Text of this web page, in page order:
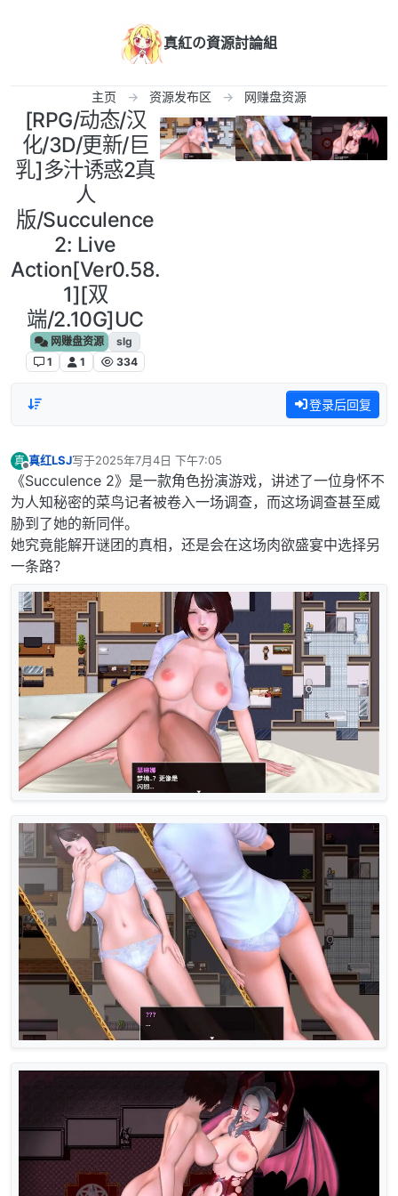
真紅の資源討論組
主页 资源发布区 网赚盘资源
[RPG/动态/汉
化/3D/更新/巨
乳]多汁诱惑2真
人
版/Succulence
2: Live
Action[Ver0.58.
1][双
端/2.10G]UC
网赚盘资源
slg
1
1 334
登录后回复
真
离线
真红LSJ写于2025年7月4日 下午7:05
最后由 编辑
《Succulence 2》是一款角色扮演游戏，讲述了一位身怀不
为人知秘密的菜鸟记者被卷入一场调查，而这场调查甚至威
胁到了她的新同伴。
她究竟能解开谜团的真相，还是会在这场肉欲盛宴中选择另
一条路？